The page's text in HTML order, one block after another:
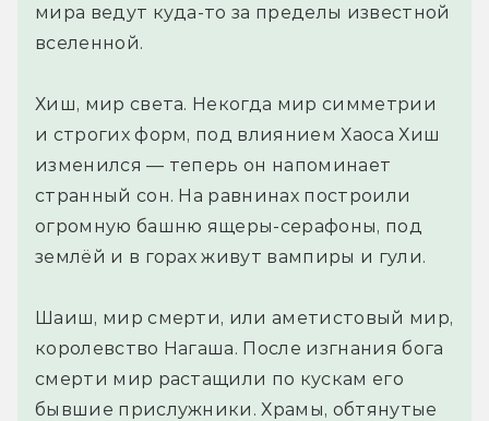
мира ведут куда-то за пределы известной
вселенной.
Хиш, мир света. Некогда мир симметрии
и строгих форм, под влиянием Хаоса Хиш
изменился — теперь он напоминает
странный сон. На равнинах построили
огромную башню ящеры-серафоны, под
землёй и в горах живут вампиры и гули.
Шаиш, мир смерти, или аметистовый мир,
королевство Нагаша. После изгнания бога
смерти мир растащили по кускам его
бывшие прислужники. Храмы, обтянутые